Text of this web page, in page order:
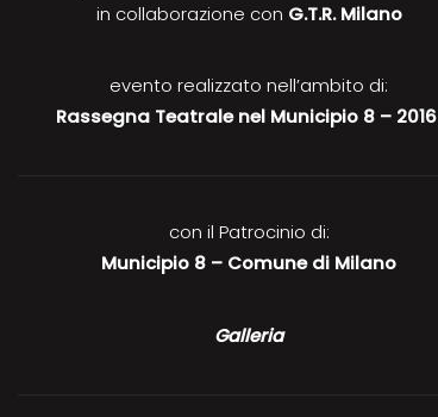
in collaborazione con G.T.R. Milano
evento realizzato nell’ambito di:
Rassegna Teatrale nel Municipio 8 – 2016
con il Patrocinio di:
Municipio 8 – Comune di Milano
Galleria